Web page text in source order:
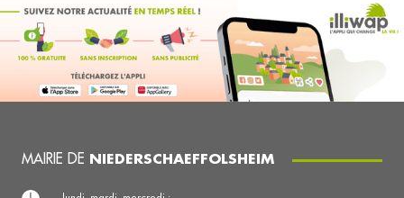
MAIRIE DE NIEDERSCHAEFFOLSHEIM